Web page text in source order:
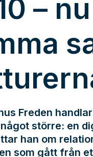
–
Freden
större: en
han om
som gått från